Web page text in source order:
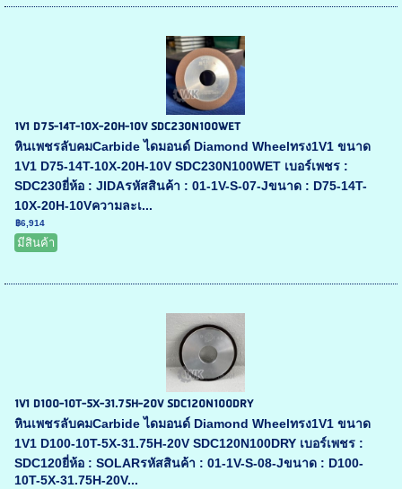
1V1 D75-14T-10X-20H-10V SDC230N100WET
หินเพชรลับคมCarbide ไดมอนด์ Diamond Wheelทรง1V1 ขนาด
1V1 D75-14T-10X-20H-10V SDC230N100WET เบอร์เพชร :
SDC230ยี่ห้อ : JIDAรหัสสินค้า : 01-1V-S-07-Jขนาด : D75-14T-
10X-20H-10Vความละเ...
฿6,914
มีสินค้า
1V1 D100-10T-5X-31.75H-20V SDC120N100DRY
หินเพชรลับคมCarbide ไดมอนด์ Diamond Wheelทรง1V1 ขนาด
1V1 D100-10T-5X-31.75H-20V SDC120N100DRY เบอร์เพชร :
SDC120ยี่ห้อ : SOLARรหัสสินค้า : 01-1V-S-08-Jขนาด : D100-
10T-5X-31.75H-20V...